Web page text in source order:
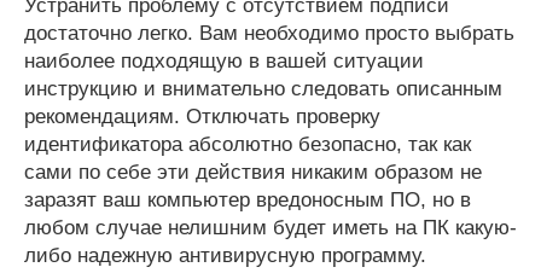
Устранить проблему с отсутствием подписи
достаточно легко. Вам необходимо просто выбрать
наиболее подходящую в вашей ситуации
инструкцию и внимательно следовать описанным
рекомендациям. Отключать проверку
идентификатора абсолютно безопасно, так как
сами по себе эти действия никаким образом не
заразят ваш компьютер вредоносным ПО, но в
любом случае нелишним будет иметь на ПК какую-
либо надежную антивирусную программу.